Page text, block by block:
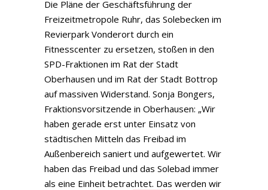
Die Pläne der Geschäftsführung der
Freizeitmetropole Ruhr, das Solebecken im
Revierpark Vonderort durch ein
Fitnesscenter zu ersetzen, stoßen in den
SPD-Fraktionen im Rat der Stadt
Oberhausen und im Rat der Stadt Bottrop
auf massiven Widerstand. Sonja Bongers,
Fraktionsvorsitzende in Oberhausen: „Wir
haben gerade erst unter Einsatz von
städtischen Mitteln das Freibad im
Außenbereich saniert und aufgewertet. Wir
haben das Freibad und das Solebad immer
als eine Einheit betrachtet. Das werden wir